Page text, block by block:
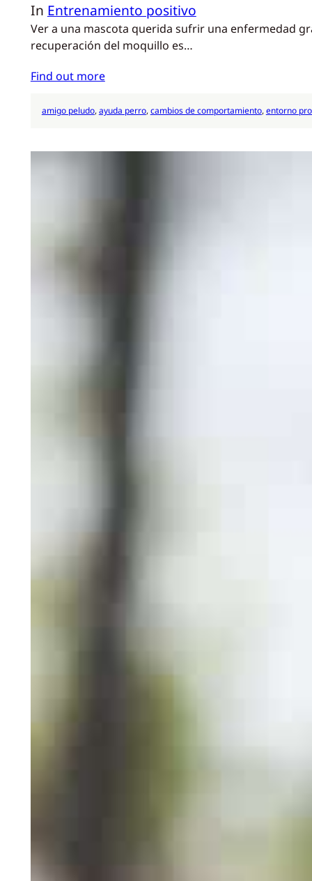
In Entrenamiento positivo
Ver a una mascota querida sufrir una enfermedad
recuperación del moquillo es…
Find out more
amigo peludo, ayuda perro, cambios de comportamiento, entorno